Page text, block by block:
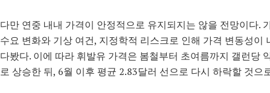
다만 연중 내내 가격이 안정적으로 유지되지는 않을 전망이다.
수요 변화와 기상 여건, 지정학적 리스크로 인해 가격 변동성이
다봤다. 이에 따라 휘발유 가격은 봄철부터 초여름까지 갤런당
로 상승한 뒤, 6월 이후 평균 2.83달러 선으로 다시 하락할 것으